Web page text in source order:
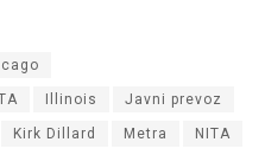
Illinois Javni prevoz
Kirk Dillard Metra NITA